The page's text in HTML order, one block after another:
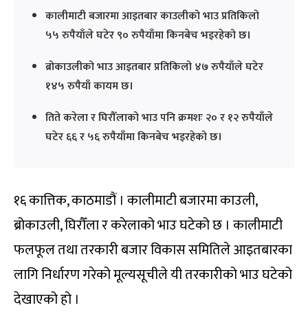
कालीमाटी बजारमा आइतबार काउलीको भाउ प्रतिकिलो
५५ रुपैयाँले घटेर ९० रुपैयाँमा किनबेच भइरहेको छ।
ब्रोकाउलीको भाउ आइतबार प्रतिकिलो ४७ रुपैयाँले घटेर
१४५ रुपैयाँ कायम छ।
तिते करेला र घिरौँलाको भाउ पनि क्रमशः २० र १२ रुपैयाँले
घटेर ६६ र ५६ रुपैयाँमा किनबेच भइरहेको छ।
१६ कात्तिक, काठमाडौं । कालीमाटी बजारमा काउली,
ब्रोकाउली, घिरौँला र करेलाको भाउ घटेको छ । कालीमाटी
फलफूल तथा तरकारी बजार विकास समितिले आइतबारका
लागि निर्धारण गरेको मूल्यसूचीले यी तरकारीको भाउ घटेको
देखाएको हो ।